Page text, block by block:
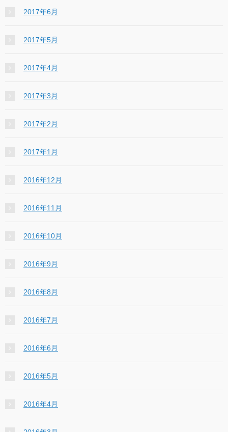
2017年6月
2017年5月
2017年4月
2017年3月
2017年2月
2017年1月
2016年12月
2016年11月
2016年10月
2016年9月
2016年8月
2016年7月
2016年6月
2016年5月
2016年4月